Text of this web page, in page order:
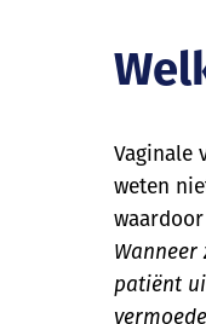
Vaginale
weten
patiënt